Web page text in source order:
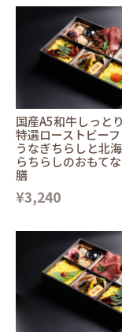
国産A5和牛しっと
特選ローストビー
うなぎちらしと北
らちらしのおもて
膳
¥3,240